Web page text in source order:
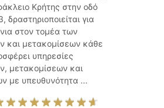
Κρήτης στην οδό
δραστηριοποιείται για
στον τομέα των
και μετακομίσεων κάθε
υπηρεσίες
μετακομίσεων και
με υπευθυνότητα ...